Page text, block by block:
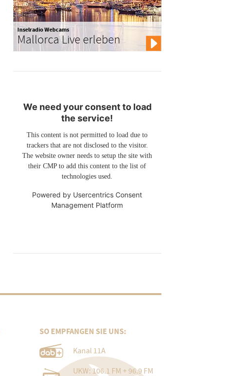
Inselradio Webcams
Mallorca Live erleben
We need your consent to load
the service!
This content is not permitted to load due to
trackers that are not disclosed to the visitor.
The website owner needs to setup the site with
their CMP to add this content to the list of
technologies used.
Powered by Usercentrics Consent
Management Platform
SO EMPFANGEN SIE UNS:
Kanal 11A
UKW: 106.1 FM + 96.9 FM